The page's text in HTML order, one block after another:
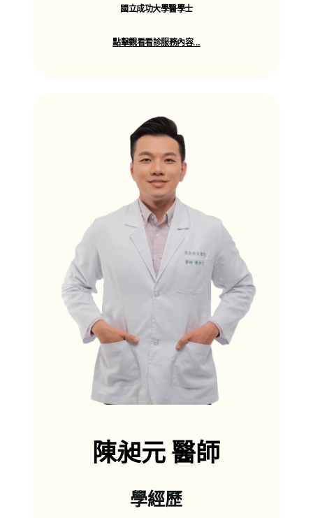
國立成功大學醫學士
點擊觀看看診服務內容...
便秘/痔瘡/胃食道逆流等
陳昶元 醫師
學經歷
陳昶元 醫師
兒童與青少年健康照護
兒童常規公費疫苗、自費疫苗
兒童健康檢查及生長發展評估
新生兒及兒童疾病
耳鼻喉疾病/腸胃道疾病/泌尿道感染等
異位性皮膚炎/氣喘/過敏性鼻炎
新生兒、兒童青少年一般皮膚病
尿布疹/熱疹/脂漏性皮膚炎/青春痘
接觸性皮膚炎/蚊蟲叮咬/病毒疹
蕁麻疹/水痘/包皮龜頭炎等
成人公費疫苗、自費疫苗
國健署成人預防保健服務、自費健康檢查
成人急性病
耳鼻喉疾病/腸胃炎/泌尿道感染/頭痛/酸痛等